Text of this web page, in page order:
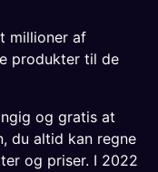
millioner af
produkter til de
og gratis at
du altid kan regne
og priser. I 2022